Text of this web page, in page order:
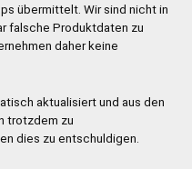
übermittelt. Wir sind nicht in
falsche Produktdaten zu
daher keine
aktualisiert und aus den
trotzdem zu
dies zu entschuldigen.